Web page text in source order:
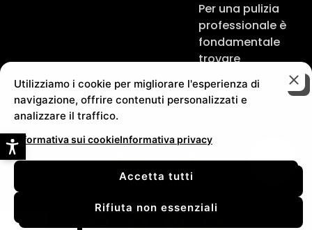
Utilizziamo i cookie per migliorare l'esperienza di
navigazione, offrire contenuti personalizzati e
analizzare il traffico.
Informativa sui cookieInformativa privacy
Accetta tutti
Rifiuta non essenziali
Per una pulizia
professionale è
fondamentale
trovare
Cookie Policy Privacy Policy